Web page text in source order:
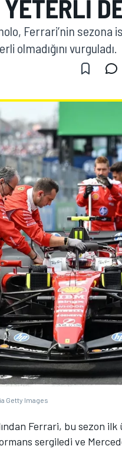
Ferrari’nin sezona
olmadığını vurguladı.
Getty Images
Ferrari, bu sezon
sergiledi ve